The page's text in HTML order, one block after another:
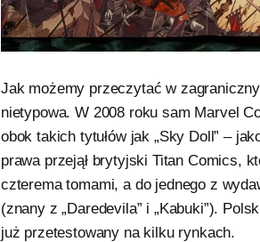
Jak możemy przeczytać w
nietypowa. W 2008 roku sam Marvel
obok takich tytułów jak „Sky Doll” –
prawa przejął brytyjski Titan Comics,
czterema tomami, a do jednego z
(znany z „Daredevila” i „Kabuki”).
już przetestowany na kilku rynkach.